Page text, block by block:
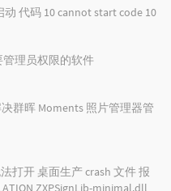
动 代码 10 cannot start code 10
理员权限的软件
群晖 Moments 照片管理器管
打开 桌面生产 crash 文件 报
ZXPSignLib-minimal.dll